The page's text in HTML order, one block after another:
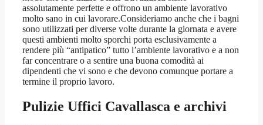
assolutamente perfette e offrono un ambiente lavorativo
molto sano in cui lavorare.Consideriamo anche che i bagni
sono utilizzati per diverse volte durante la giornata e avere
questi ambienti molto sporchi porta esclusivamente a
rendere più “antipatico” tutto l’ambiente lavorativo e a non
far concentrare o a sentire una buona comodità ai
dipendenti che vi sono e che devono comunque portare a
termine il proprio lavoro.
Pulizie Uffici Cavallasca e archivi